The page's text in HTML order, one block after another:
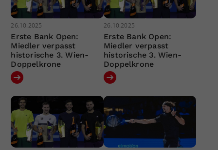
26.10.2025
Erste Bank Open:
Miedler verpasst
historische 3. Wien-
Doppelkrone
26.10.2025
Erste Bank Open:
Miedler verpasst
historische 3. Wien-
Doppelkrone